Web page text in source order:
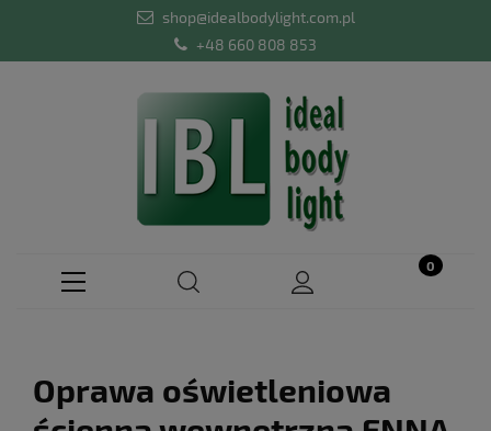
shop@idealbodylight.com.pl
+48 660 808 853
Oprawa oświetleniowa